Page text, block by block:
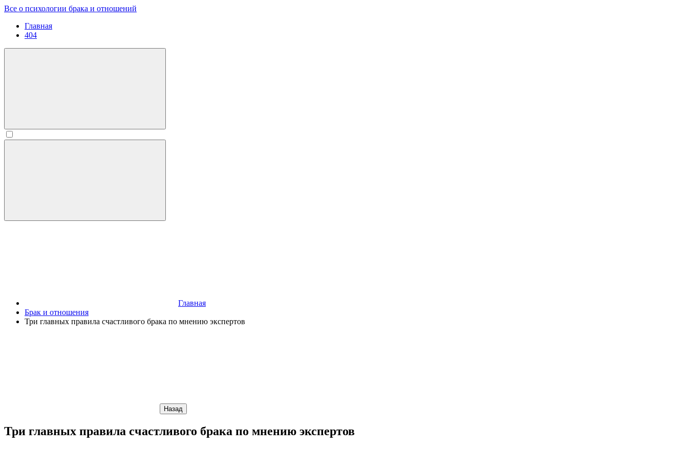
Все о психологии брака и отношений
Главная
404
Главная
Брак и отношения
Три главных правила счастливого брака по мнению экспертов
Назад
Три главных правила счастливого брака по мнению экспертов